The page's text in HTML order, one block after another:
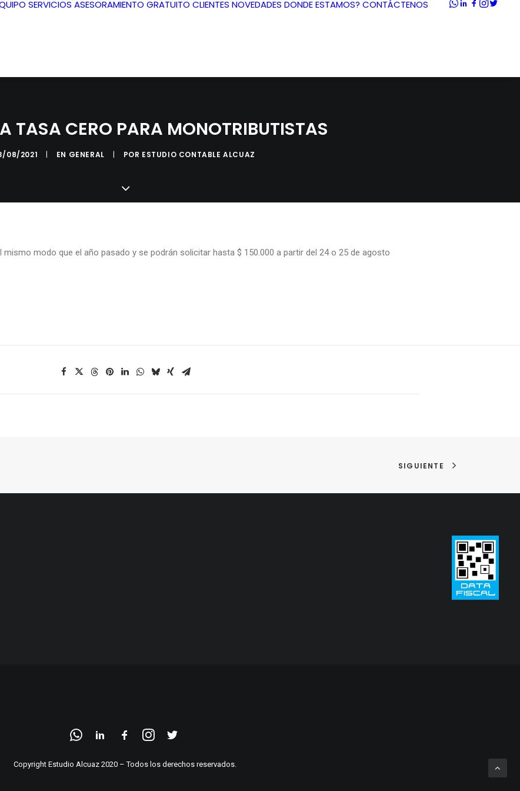
SERVICIOS ASESORAMIENTO GRATUITO CLIENTES NOVEDADES DONDE ESTAMOS? CONTÁCTENOS
TASA CERO PARA MONOTRIBUTISTAS
08/2021 | EN GENERAL | POR ESTUDIO CONTABLE ALCUAZ
mismo modo que el año pasado y se podrán solicitar hasta $ 150.000 a partir del 24 o 25 de agosto
SIGUIENTE
Copyright Estudio Alcuaz 2020 – Todos los derechos reservados.